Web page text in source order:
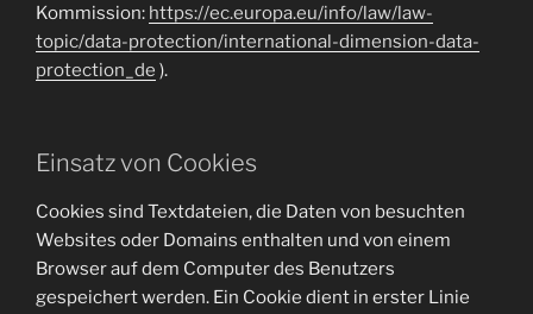
Kommission: https://ec.europa.eu/info/law/law-
topic/data-protection/international-dimension-data-
protection_de ).
Einsatz von Cookies
Cookies sind Textdateien, die Daten von besuchten
Websites oder Domains enthalten und von einem
Browser auf dem Computer des Benutzers
gespeichert werden. Ein Cookie dient in erster Linie